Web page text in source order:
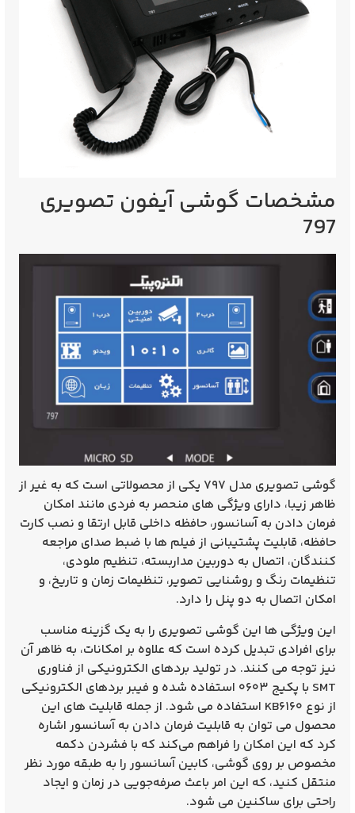
مشخصات گوشی آیفون تصویری
797
گوشی تصویری مدل ۷۹۷ یکی از محصولاتی است که به غیر از
ظاهر زیبا، دارای ویژگی‌ های منحصر به فردی مانند امکان
فرمان دادن به آسانسور، حافظه داخلی قابل ارتقا و نصب کارت
حافظه، قابلیت پشتیبانی از فیلم‌ ها با ضبط صدای مراجعه‌
کنندگان، اتصال به دوربین مداربسته، تنظیم ملودی،
تنظیمات رنگ و روشنایی تصویر، تنظیمات زمان و تاریخ، و
امکان اتصال به دو پنل را دارد.
این ویژگی‌ ها این گوشی تصویری را به یک گزینه مناسب
برای افرادی تبدیل کرده است که علاوه بر امکانات، به ظاهر آن
نیز توجه می‌ کنند. در تولید بردهای الکترونیکی از فناوری
SMT با پکیج ۰۶۰۳ استفاده شده و فیبر بردهای الکترونیکی
از نوع KB۶۱۶۰ استفاده می‌ شود. از جمله قابلیت‌ های این
محصول می‌ توان به قابلیت فرمان دادن به آسانسور اشاره
کرد که این امکان را فراهم می‌کند که با فشردن دکمه
مخصوص بر روی گوشی، کابین آسانسور را به طبقه مورد نظر
منتقل کنید، که این امر باعث صرفه‌جویی در زمان و ایجاد
راحتی برای ساکنین می‌ شود.